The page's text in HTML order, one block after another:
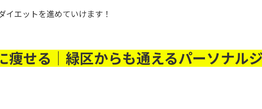
イエットを進めていけます！
痩せる｜緑区からも通えるパーソナル